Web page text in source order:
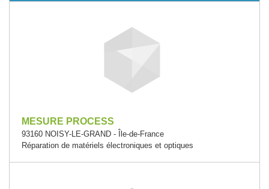
MESURE PROCESS
93160 NOISY-LE-GRAND - Île-de-France
Réparation de matériels électroniques et optiques